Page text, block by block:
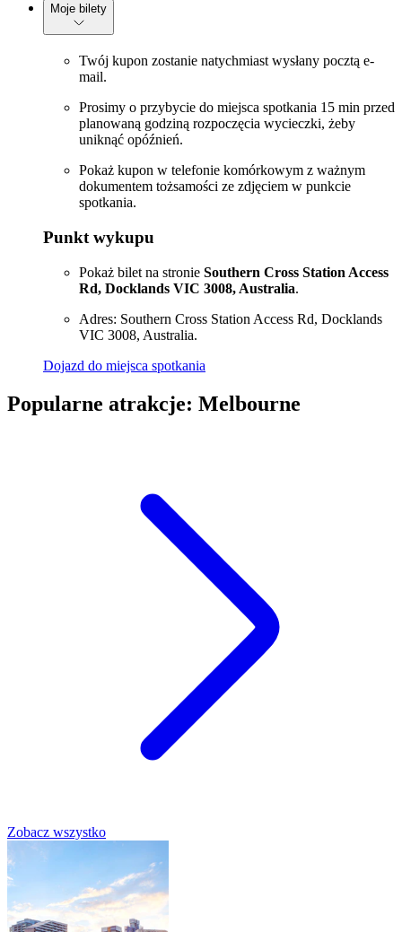
Moje bilety
Twój kupon zostanie natychmiast wysłany pocztą e-
mail.
Prosimy o przybycie do miejsca spotkania 15 min przed
planowaną godziną rozpoczęcia wycieczki, żeby
uniknąć opóźnień.
Pokaż kupon w telefonie komórkowym z ważnym
dokumentem tożsamości ze zdjęciem w punkcie
spotkania.
Punkt wykupu
Pokaż bilet na stronie Southern Cross Station Access
Rd, Docklands VIC 3008, Australia.
Adres: Southern Cross Station Access Rd, Docklands
VIC 3008, Australia.
Dojazd do miejsca spotkania
Popularne atrakcje: Melbourne
Zobacz wszystko